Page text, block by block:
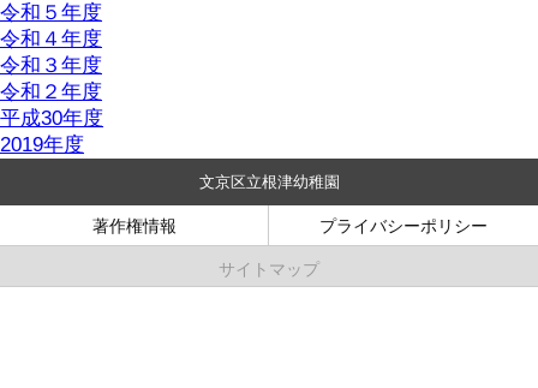
令和５年度
令和４年度
令和３年度
令和２年度
平成30年度
2019年度
文京区立根津幼稚園
著作権情報 プライバシーポリシー
サイトマップ